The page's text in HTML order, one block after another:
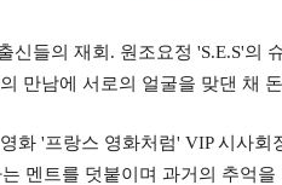
신들의 재회. 원조요정 'S.E.S'의
만남에 서로의 얼굴을 맞댄 채
화 '프랑스 영화처럼' VIP 시사
멘트를 덧붙이며 과거의 추억을